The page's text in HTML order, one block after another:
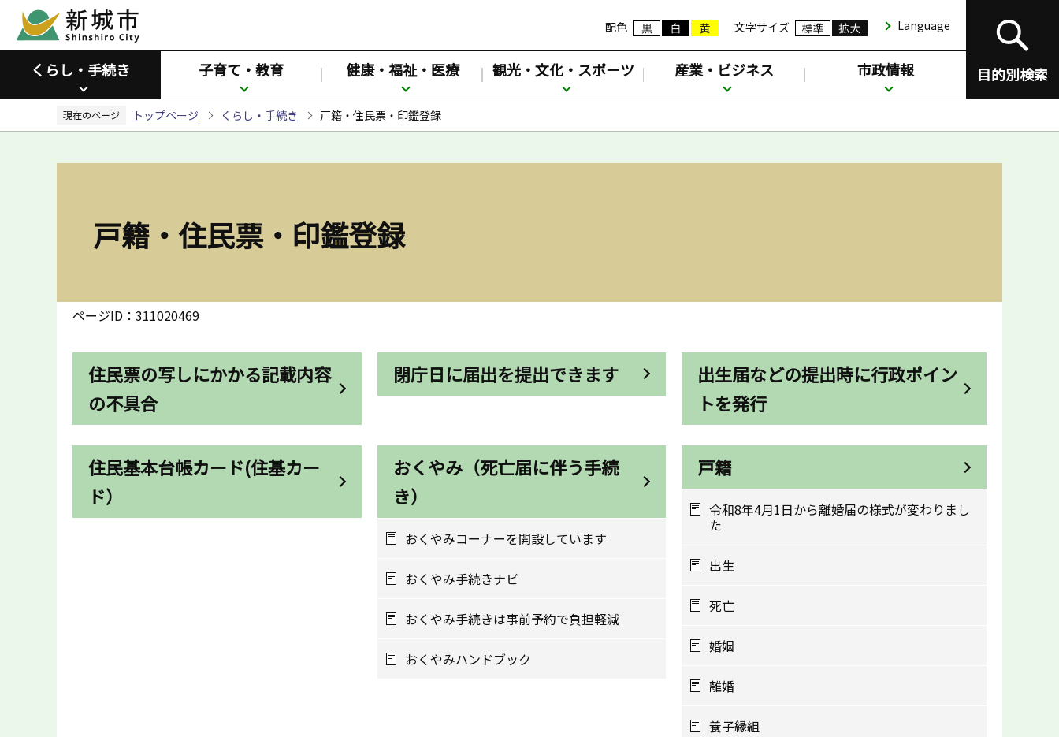
ペ
ジ
先
配色 文字サイズ Language
目的別検索
くらし・手続き 子育て・教育 健康・福祉・医療 観光・文化・スポーツ 産業・ビジネス 市政情報
現在のページ トップページ くらし・手続き 戸籍・住民票・印鑑登録
戸籍・住民票・印鑑登録
ページID：311020469
住民票の写しにかかる記載内容
の不具合
閉庁日に届出を提出できます
出生届などの提出時に行政ポイン
トを発行
住民基本台帳カード(住基カー
ド）
おくやみ（死亡届に伴う手続
き）
おくやみコーナーを開設しています
おくやみ手続きナビ
おくやみ手続きは事前予約で負担軽減
おくやみハンドブック
戸籍
令和8年4月1日から離婚届の様式が変わりまし
た
出生
死亡
婚姻
離婚
養子縁組